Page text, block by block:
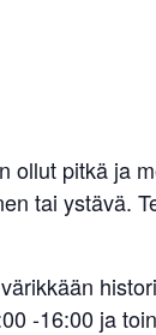
ollut pitkä ja
tai ystävä.
-16:00 ja